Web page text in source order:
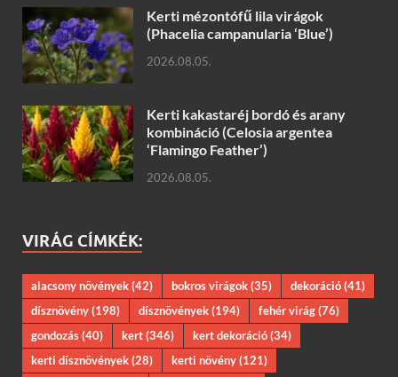
Kerti mézontófű lila virágok
(Phacelia campanularia ‘Blue’)
2026.08.05.
Kerti kakastaréj bordó és arany
kombináció (Celosia argentea
‘Flamingo Feather’)
2026.08.05.
VIRÁG CÍMKÉK:
alacsony növények(42) bokros virágok(35) dekoráció(41)
dísznövény(198) dísznövények(194) fehér virág(76)
gondozás(40) kert(346) kert dekoráció(34)
kerti dísznövények(28) kerti növény(121)